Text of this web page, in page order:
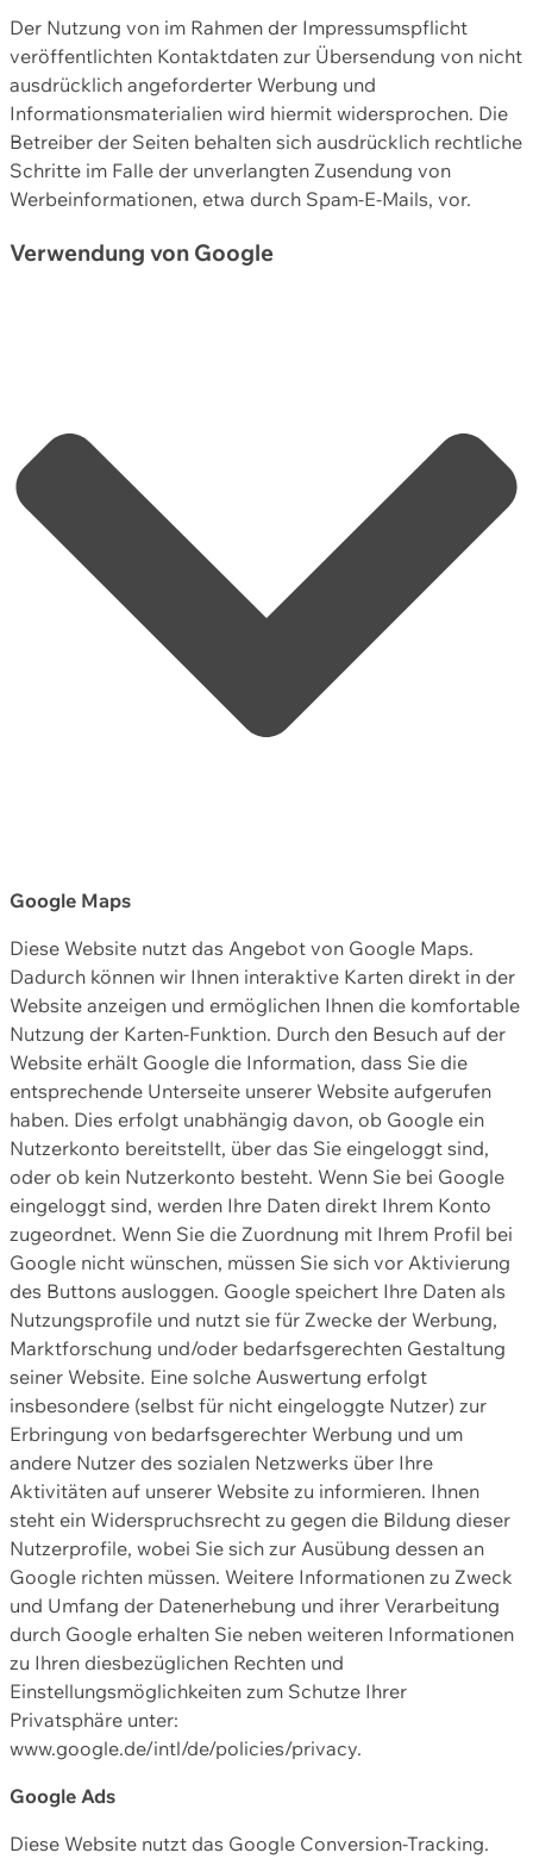
Der Nutzung von im Rahmen der Impressumspflicht
veröffentlichten Kontaktdaten zur Übersendung von nicht
ausdrücklich angeforderter Werbung und
Informationsmaterialien wird hiermit widersprochen. Die
Betreiber der Seiten behalten sich ausdrücklich rechtliche
Schritte im Falle der unverlangten Zusendung von
Werbeinformationen, etwa durch Spam-E-Mails, vor.
Verwendung von Google
Google Maps
Diese Website nutzt das Angebot von Google Maps.
Dadurch können wir Ihnen interaktive Karten direkt in der
Website anzeigen und ermöglichen Ihnen die komfortable
Nutzung der Karten-Funktion. Durch den Besuch auf der
Website erhält Google die Information, dass Sie die
entsprechende Unterseite unserer Website aufgerufen
haben. Dies erfolgt unabhängig davon, ob Google ein
Nutzerkonto bereitstellt, über das Sie eingeloggt sind,
oder ob kein Nutzerkonto besteht. Wenn Sie bei Google
eingeloggt sind, werden Ihre Daten direkt Ihrem Konto
zugeordnet. Wenn Sie die Zuordnung mit Ihrem Profil bei
Google nicht wünschen, müssen Sie sich vor Aktivierung
des Buttons ausloggen. Google speichert Ihre Daten als
Nutzungsprofile und nutzt sie für Zwecke der Werbung,
Marktforschung und/oder bedarfsgerechten Gestaltung
seiner Website. Eine solche Auswertung erfolgt
insbesondere (selbst für nicht eingeloggte Nutzer) zur
Erbringung von bedarfsgerechter Werbung und um
andere Nutzer des sozialen Netzwerks über Ihre
Aktivitäten auf unserer Website zu informieren. Ihnen
steht ein Widerspruchsrecht zu gegen die Bildung dieser
Nutzerprofile, wobei Sie sich zur Ausübung dessen an
Google richten müssen. Weitere Informationen zu Zweck
und Umfang der Datenerhebung und ihrer Verarbeitung
durch Google erhalten Sie neben weiteren Informationen
zu Ihren diesbezüglichen Rechten und
Einstellungsmöglichkeiten zum Schutze Ihrer
Privatsphäre unter:
www.google.de/intl/de/policies/privacy.
Google Ads
Diese Website nutzt das Google Conversion-Tracking.